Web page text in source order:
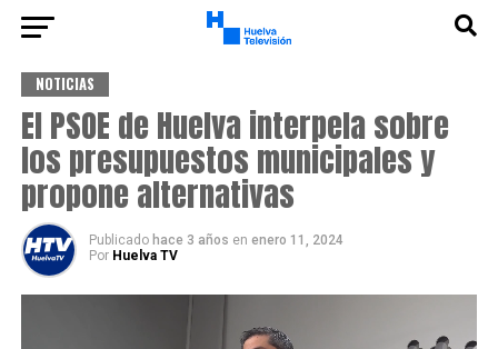
NOTICIAS
El PSOE de Huelva interpela sobre
los presupuestos municipales y
propone alternativas
Publicado hace 3 años en enero 11, 2024
Por Huelva TV